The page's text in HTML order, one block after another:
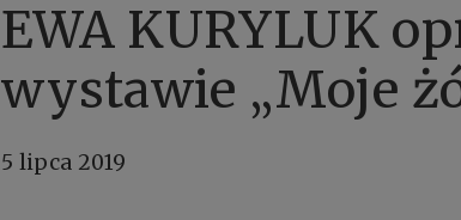
EWA KURYLUK
wystawie „Moje
5 lipca 2019